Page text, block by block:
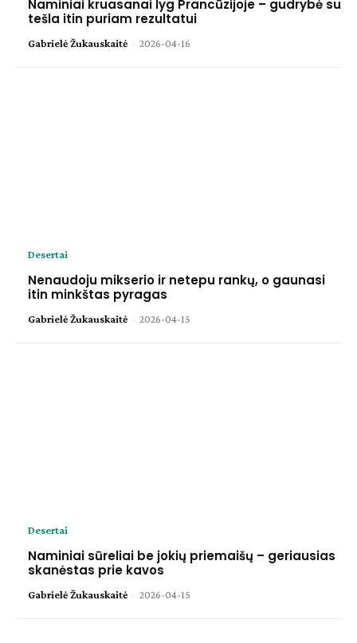
Naminiai kruasanai lyg Prancūzijoje – gudrybė su
tešla itin puriam rezultatui
Gabrielė Žukauskaitė - 2026-04-16
Desertai
Nenaudoju mikserio ir netepu rankų, o gaunasi
itin minkštas pyragas
Gabrielė Žukauskaitė - 2026-04-15
Desertai
Naminiai sūreliai be jokių priemaišų – geriausias
skanėstas prie kavos
Gabrielė Žukauskaitė - 2026-04-15